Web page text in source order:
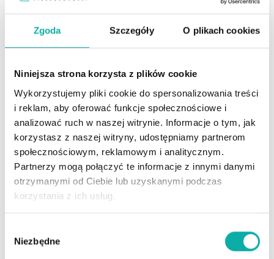
Zgoda Szczegóły O plikach cookies
Niniejsza strona korzysta z plików cookie
Wykorzystujemy pliki cookie do spersonalizowania treści
i reklam, aby oferować funkcje społecznościowe i
analizować ruch w naszej witrynie. Informacje o tym, jak
korzystasz z naszej witryny, udostępniamy partnerom
społecznościowym, reklamowym i analitycznym.
Partnerzy mogą połączyć te informacje z innymi danymi
otrzymanymi od Ciebie lub uzyskanymi podczas
korzystania z ich usług.
zgody
Niezbędne
Jak wygląda zakup gruntów i jak
ugryźć tę sprawę od strony
finansowej?
21 marca 2023 |administrator
Jak wygląda zakup gruntów i jak ugryźć tę sprawę
od strony finansowej? Wielkimi krokami nadchodzi
wiosna, czyli doskonały czas na kupno działki pod
budowę domu. Inwestycja w ziemię wiosną
toCzytaj więcej…
ziemię|jak kupić działkę
jak przekształcić działkę